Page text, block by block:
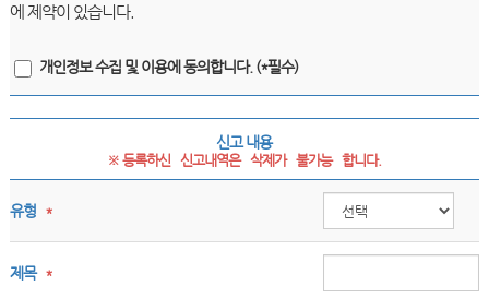
에 제약이 있습니다.
개인정보 수집 및 이용에 동의합니다. (*필수)
신고 내용
※ 등록하신   신고내역은   삭제가   불가능   합니다.
유형 *
제목 *